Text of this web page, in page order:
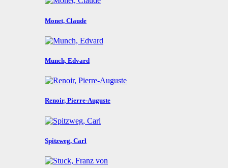
Monet, Claude
Munch, Edvard
Renoir, Pierre-Auguste
Spitzweg, Carl